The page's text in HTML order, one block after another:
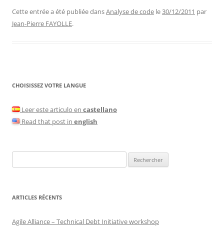
Cette entrée a été publiée dansAnalyse de code le30/12/2011 par
Jean-Pierre FAYOLLE.
CHOISISSEZ VOTRE LANGUE
Leer este articulo en castellano
Read that post in english
ARTICLES RÉCENTS
Agile Alliance – Technical Debt Initiative workshop